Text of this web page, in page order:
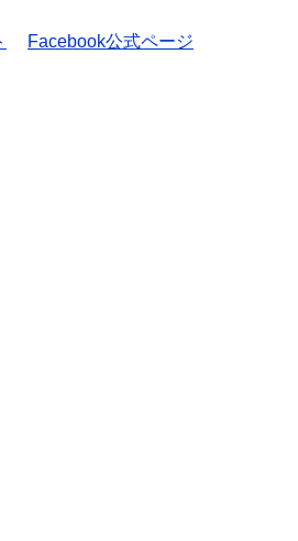
Facebook公式ページ